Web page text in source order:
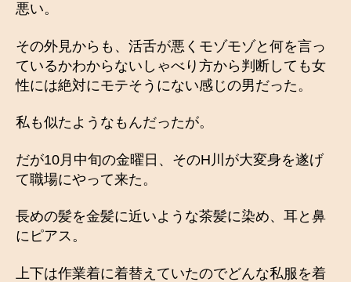
悪い。
その外見からも、活舌が悪くモゾモゾと何を言っ
ているかわからないしゃべり方から判断しても女
性には絶対にモテそうにない感じの男だった。
私も似たようなもんだったが。
だが10月中旬の金曜日、そのH川が大変身を遂げ
て職場にやって来た。
長めの髪を金髪に近いような茶髪に染め、耳と鼻
にピアス。
上下は作業着に着替えていたのでどんな私服を着